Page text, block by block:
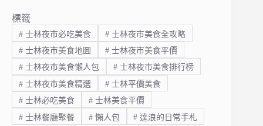
標籤
#士林夜市必吃美食 #士林夜市美食全攻略
#士林夜市美食地圖 #士林夜市美食平價
#士林夜市美食懶人包 #士林夜市美食排行榜
#士林夜市美食精選 #士林平價美食
#士林必吃美食 #士林美食平價
#士林餐廳聚餐 #懶人包 # 達浪的日常手札